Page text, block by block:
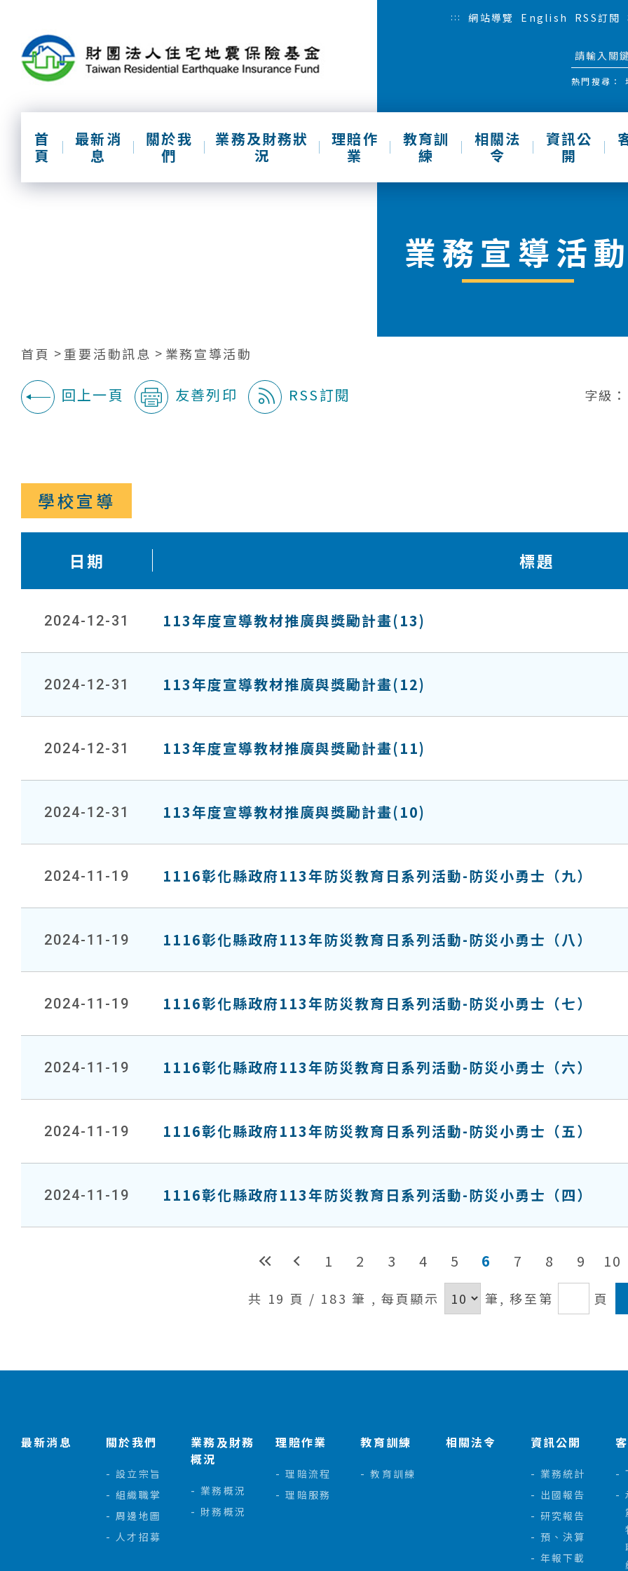
::: 網站導覽 English RSS訂閱
熱門搜尋：
首
頁
最新消
息
關於我
們
業務及財務狀
況
理賠作
業
教育訓
練
相關法
令
資訊公
開
業務宣導活
首頁 重要活動訊息 業務宣導活動
回上一頁 友善列印 RSS訂閱 字級：
學校宣導
日期 標題
2024-12-31 113年度宣導教材推廣與獎勵計畫(13)
2024-12-31 113年度宣導教材推廣與獎勵計畫(12)
2024-12-31 113年度宣導教材推廣與獎勵計畫(11)
2024-12-31 113年度宣導教材推廣與獎勵計畫(10)
2024-11-19 1116彰化縣政府113年防災教育日系列活動-防災小勇士（九）
2024-11-19 1116彰化縣政府113年防災教育日系列活動-防災小勇士（八）
2024-11-19 1116彰化縣政府113年防災教育日系列活動-防災小勇士（七）
2024-11-19 1116彰化縣政府113年防災教育日系列活動-防災小勇士（六）
2024-11-19 1116彰化縣政府113年防災教育日系列活動-防災小勇士（五）
2024-11-19 1116彰化縣政府113年防災教育日系列活動-防災小勇士（四）
1 2 3 4 5 6 7 8 9 10
共 19 頁 / 183 筆 , 每頁顯示 筆,移至第 頁
最新消息 關於我們
設立宗旨
組織職掌
周邊地圖
人才招募
業務及財務
概況
業務概況
財務概況
理賠作業
理賠流程
理賠服務
教育訓練
教育訓練
相關法令 資訊公開
業務統計
出國報告
研究報告
預、決算
年報下載